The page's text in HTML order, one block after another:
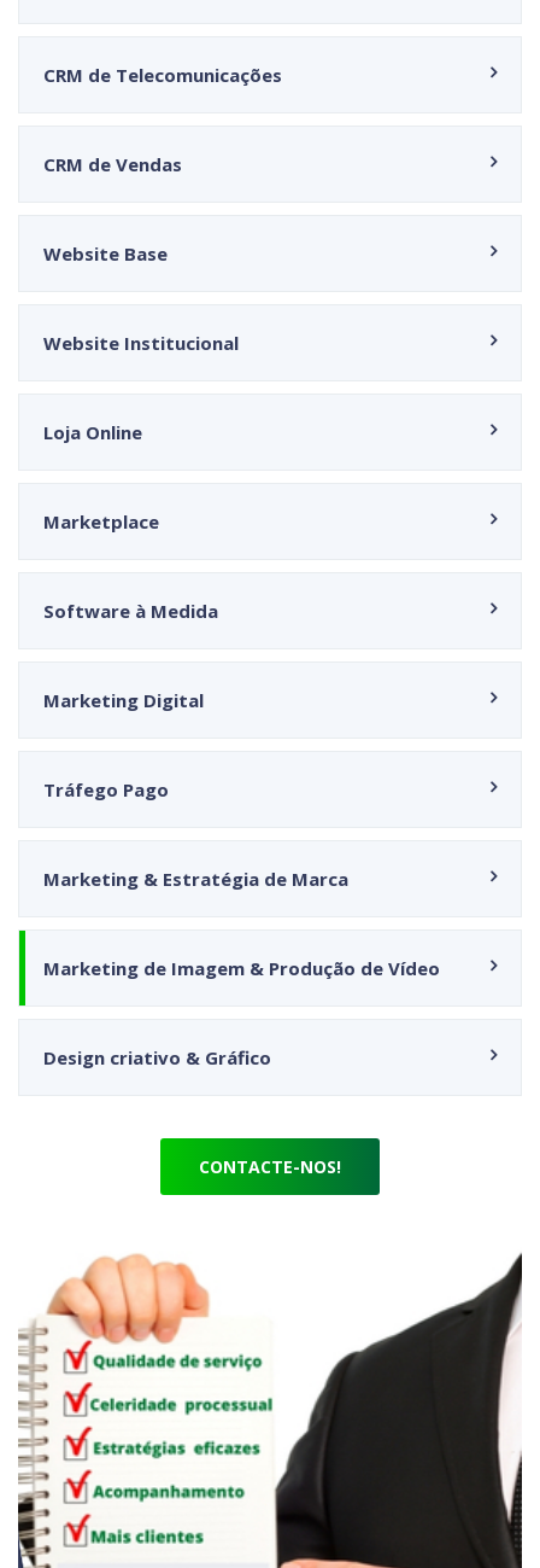
CRM de Telecomunicações
CRM de Vendas
Website Base
Website Institucional
Loja Online
Marketplace
Software à Medida
Marketing Digital
Tráfego Pago
Marketing & Estratégia de Marca
Marketing de Imagem & Produção de Vídeo
Design criativo & Gráfico
CONTACTE-NOS!